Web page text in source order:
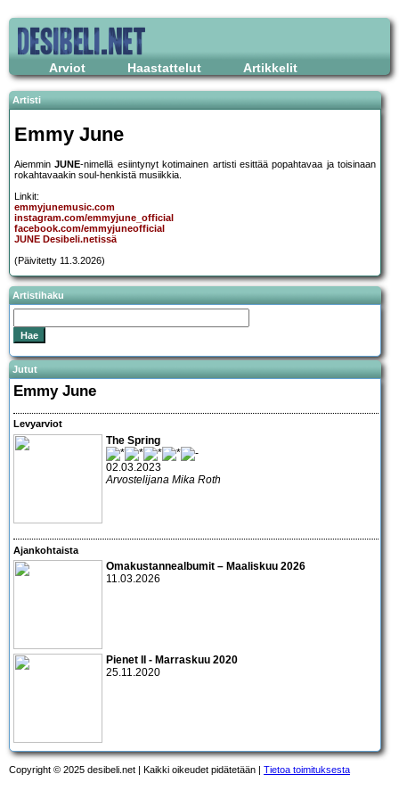
Arviot Haastattelut Artikkelit
Artisti
Emmy June
AiemminJUNE-nimellä esiintynyt kotimainen artisti esittää popahtavaa ja toisinaan
rokahtavaakin soul-henkistä musiikkia.
Linkit:
emmyjunemusic.com
instagram.com/emmyjune_official
facebook.com/emmyjuneofficial
JUNE Desibeli.netissä
(Päivitetty 11.3.2026)
Artistihaku
Jutut
Emmy June
Levyarviot
The Spring
02.03.2023
Arvostelijana Mika Roth
Ajankohtaista
Omakustannealbumit – Maaliskuu 2026
11.03.2026
Pienet II - Marraskuu 2020
25.11.2020
Copyright © 2025 desibeli.net | Kaikki oikeudet pidätetään | Tietoa toimituksesta